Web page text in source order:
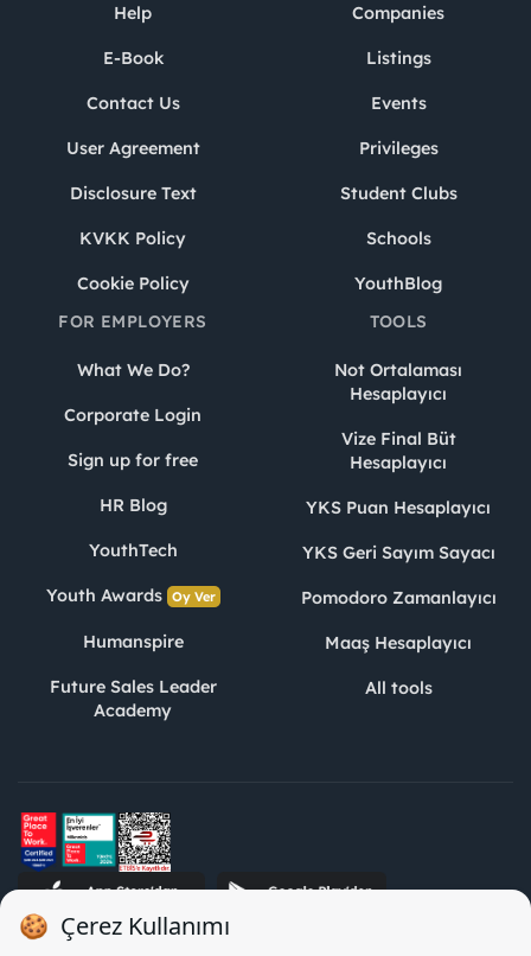
Help
E-Book
Contact Us
User Agreement
Disclosure Text
KVKK Policy
Cookie Policy
Companies
Listings
Events
Privileges
Student Clubs
Schools
YouthBlog
FOR EMPLOYERS
What We Do?
Corporate Login
Sign up for free
HR Blog
YouthTech
Youth Awards Oy Ver
Humanspire
Future Sales Leader
Academy
TOOLS
Not Ortalaması
Hesaplayıcı
Vize Final Büt
Hesaplayıcı
YKS Puan Hesaplayıcı
YKS Geri Sayım Sayacı
Pomodoro Zamanlayıcı
Maaş Hesaplayıcı
All tools